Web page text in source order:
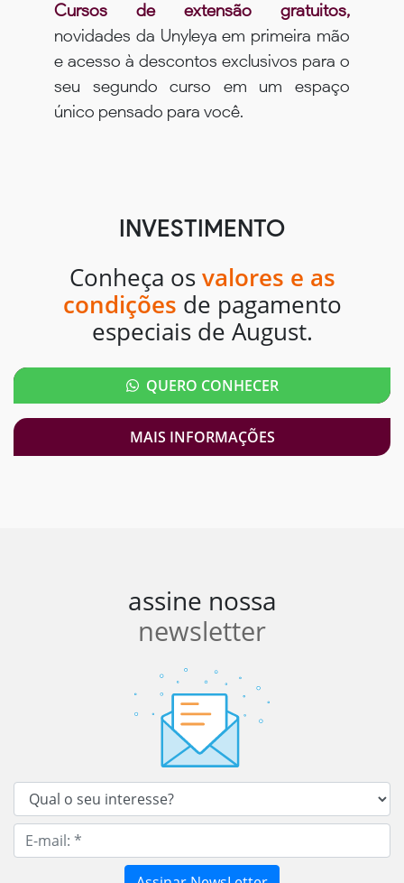
Cursos de extensão gratuitos,
novidades da Unyleya em primeira mão
e acesso à descontos exclusivos para o
seu segundo curso em um espaço
único pensado para você.
INVESTIMENTO
Conheça os valores e as
condições de pagamento
especiais de August.
QUERO CONHECER
MAIS INFORMAÇÕES
assine nossa
newsletter